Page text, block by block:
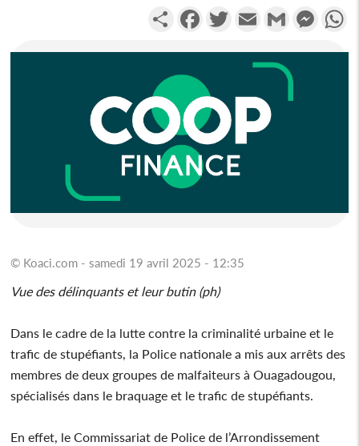
PartagerFacebookTwitterEmail Gmail
© Koaci.com - samedi 19 avril 2025 - 12:35
Vue des délinquants et leur butin (ph)
Dans le cadre de la lutte contre la criminalité urbaine et le
trafic de stupéfiants, la Police nationale a mis aux arrêts des
membres de deux groupes de malfaiteurs à Ouagadougou,
spécialisés dans le braquage et le trafic de stupéfiants.
En effet, le Commissariat de Police de l’Arrondissement